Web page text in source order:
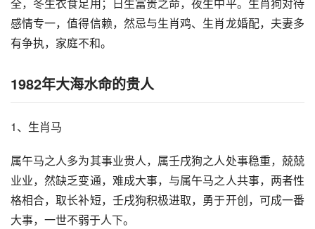
感情专一，值得信赖，然忌与生肖鸡、生肖龙婚配，夫妻多
有争执，家庭不和。
1982年大海水命的贵人
1、生肖马
属午马之人多为其事业贵人，属壬戌狗之人处事稳重，兢兢
业业，然缺乏变通，难成大事，与属午马之人共事，两者性
格相合，取长补短，壬戌狗积极进取，勇于开创，可成一番
大事，一世不弱于人下。